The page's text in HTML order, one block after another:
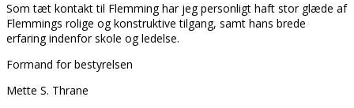
Som tæt kontakt til Flemming har jeg personligt haft stor glæde af
Flemmings rolige og konstruktive tilgang, samt hans brede
erfaring indenfor skole og ledelse.
Formand for bestyrelsen
Mette S. Thrane